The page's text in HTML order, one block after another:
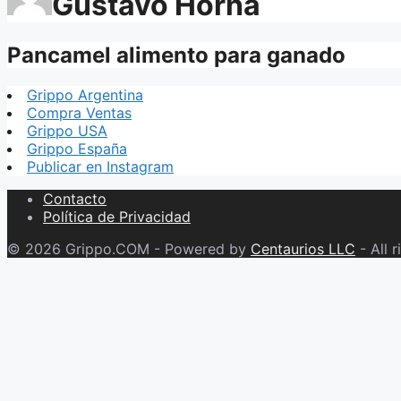
Pancamel alimento para ganado
Grippo Argentina
Compra Ventas
Grippo USA
Grippo España
Publicar en Instagram
Contacto
Política de Privacidad
© 2026 Grippo.COM - Powered by Centaurios LLC - All